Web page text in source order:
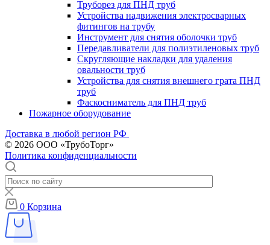
Труборез для ПНД труб
Устройства надвижения электросварных
фитингов на трубу
Инструмент для снятия оболочки труб
Передавливатели для полиэтиленовых труб
Скругляющие накладки для удаления
овальности труб
Устройства для снятия внешнего грата ПНД
труб
Фаскосниматель для ПНД труб
Пожарное оборудование
Доставка в любой регион РФ
© 2026 ООО «ТрубоТорг»
Политика конфиденциальности
0 Корзина